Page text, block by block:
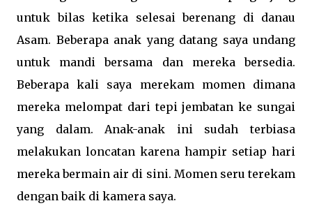
untuk bilas ketika selesai berenang di danau
Asam. Beberapa anak yang datang saya undang
untuk mandi bersama dan mereka bersedia.
Beberapa kali saya merekam momen dimana
mereka melompat dari tepi jembatan ke sungai
yang dalam. Anak-anak ini sudah terbiasa
melakukan loncatan karena hampir setiap hari
mereka bermain air di sini. Momen seru terekam
dengan baik di kamera saya.